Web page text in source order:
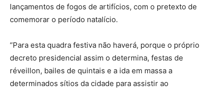
lançamentos de fogos de artifícios, com o pretexto de
comemorar o período natalício.
“Para esta quadra festiva não haverá, porque o próprio
decreto presidencial assim o determina, festas de
réveillon, bailes de quintais e a ida em massa a
determinados sítios da cidade para assistir ao